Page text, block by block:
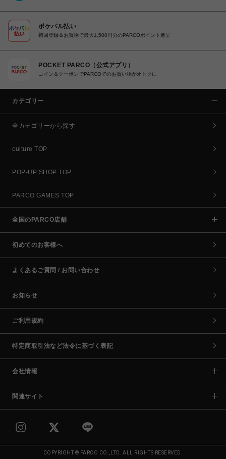
ポケパル払い
初回登録＆お買物で最大1,500円分のPARCOポイント進呈
POCKET PARCO（公式アプリ）
コイン＆クーポンでPARCOでのお買い物がオトクに
カテゴリー
全カテゴリーから探す
culture TOP
POP-UP SHOP TOP
PARCO GAMES TOP
全国のPARCO店舗
初めてのお客様へ
よくあるご質問 / お問い合わせ
お知らせ
ご利用規約
特定商取引法など法令に基づく表記
会社情報
関連サイト
COPYRIGHT © PARCO CO.,LTD. ALL RIGHTS RESERVED.